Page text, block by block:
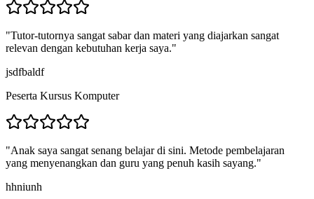
"Tutor-tutornya sangat sabar dan materi yang diajarkan sangat
relevan dengan kebutuhan kerja saya."
jsdfbaldf
Peserta Kursus Komputer
"Anak saya sangat senang belajar di sini. Metode pembelajaran
yang menyenangkan dan guru yang penuh kasih sayang."
hhniunh